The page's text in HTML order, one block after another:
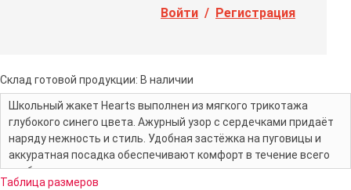
Войти / Регистрация
Склад готовой продукции: В наличии
Школьный жакет Hearts выполнен из мягкого трикотажа
глубокого синего цвета. Ажурный узор с сердечками придаёт
наряду нежность и стиль. Удобная застёжка на пуговицы и
аккуратная посадка обеспечивают комфорт в течение всего
учебного дня.
Таблица размеров